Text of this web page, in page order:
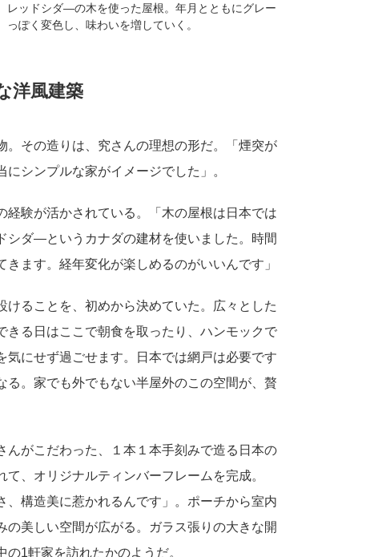
レッドシダ―の木を使った屋根。年月とともにグレー
っぽく変色し、味わいを増していく。
洋風建築
その造りは、究さんの理想の形だ。「煙突が
シンプルな家がイメージでした」。
験が活かされている。「木の屋根は日本では
シダ―というカナダの建材を使いました。時間
ます。経年変化が楽しめるのがいいんです」
ることを、初めから決めていた。広々とした
る日はここで朝食を取ったり、ハンモックで
にせず過ごせます。日本では網戸は必要です
。家でも外でもない半屋外のこの空間が、贅
んがこだわった、１本１本手刻みで造る日本の
、オリジナルティンバーフレームを完成。
、構造美に惹かれるんです」。ポーチから室内
美しい空間が広がる。ガラス張りの大きな開
1軒家を訪れたかのようだ。